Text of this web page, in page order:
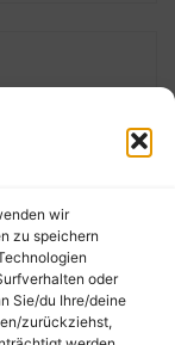
wir
zu speichern
oder
Sie/du Ihre/deine
zurückziehst,